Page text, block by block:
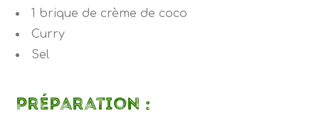
1 brique de crème de coco
Curry
Sel
Préparation :